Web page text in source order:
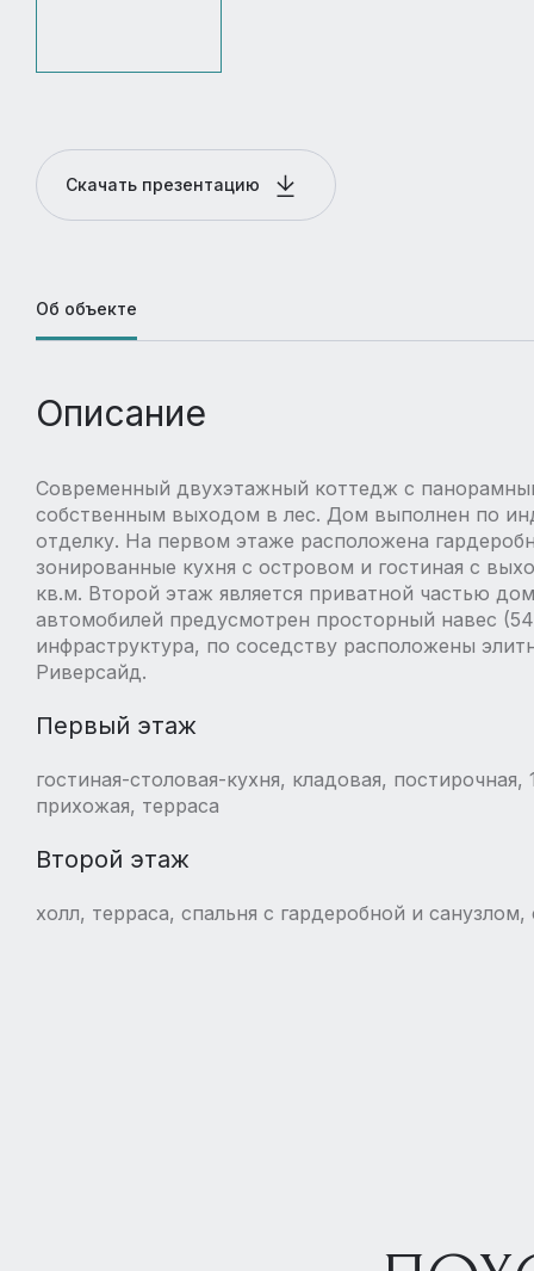
Скачать презентацию
Об объекте
Описание
Современный двухэтажный коттедж с
собственным выходом в лес. Дом выполнен по
отделку. На первом этаже расположена
зонированные кухня с островом и гостиная с
кв.м. Второй этаж является приватной частью
автомобилей предусмотрен просторный навес
инфраструктура, по соседству расположены
Риверсайд.
Первый этаж
гостиная-столовая-кухня, кладовая,
прихожая, терраса
Второй этаж
холл, терраса, спальня с гардеробной и санузлом,